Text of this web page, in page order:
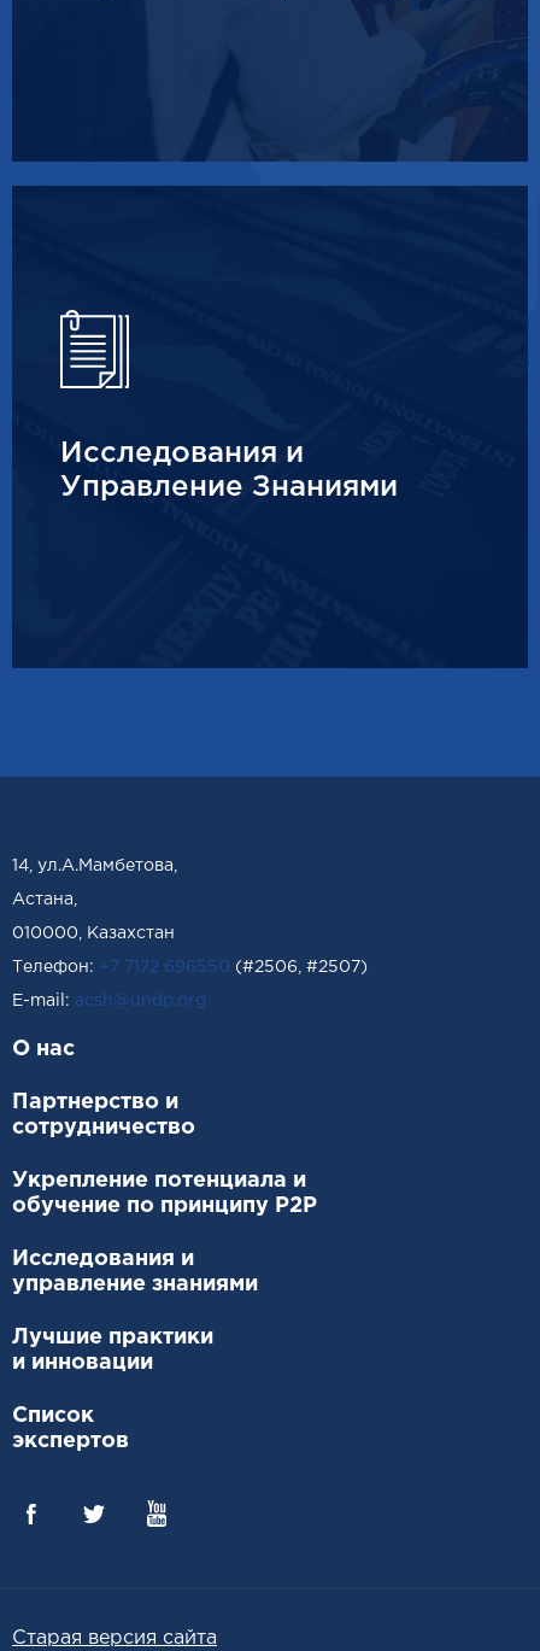
Исследования и
Управление Знаниями
14, ул.А.Мамбетова,
Астана,
010000, Казахстан
Телефон: +7 7172 696550 (#2506, #2507)
Е-mail: acsh@undp.org
О нас
Партнерство и
сотрудничество
Укрепление потенциала и
обучение по принципу P2P
Исследования и
управление знаниями
Лучшие практики
и инновации
Список
экспертов
Старая версия сайта